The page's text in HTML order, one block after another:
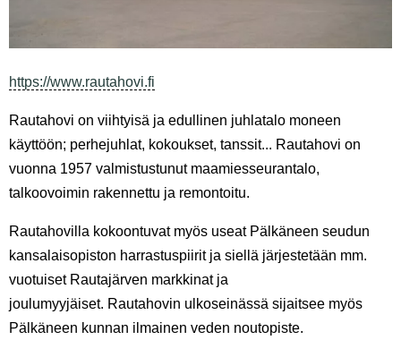
https://www.rautahovi.fi
Rautahovi on viihtyisä ja edullinen juhlatalo moneen
käyttöön; perhejuhlat, kokoukset, tanssit... Rautahovi on
vuonna 1957 valmistustunut maamiesseurantalo,
talkoovoimin rakennettu ja remontoitu.
Rautahovilla kokoontuvat myös useat Pälkäneen seudun
kansalaisopiston harrastuspiirit ja siellä järjestetään mm.
vuotuiset Rautajärven markkinat ja
joulumyyjäiset. Rautahovin ulkoseinässä sijaitsee myös
Pälkäneen kunnan ilmainen veden noutopiste.